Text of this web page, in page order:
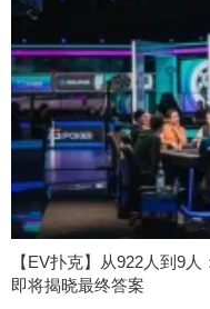
【EV扑克】从922人到9
即将揭晓最终答案